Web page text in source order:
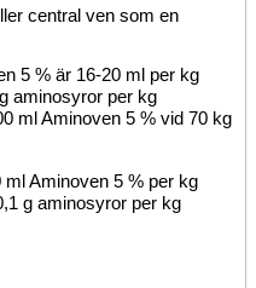
central ven som en
5 % är 16-20 ml per kg
aminosyror per kg
ml Aminoven 5 % vid 70 kg
Aminoven 5 % per kg
g aminosyror per kg